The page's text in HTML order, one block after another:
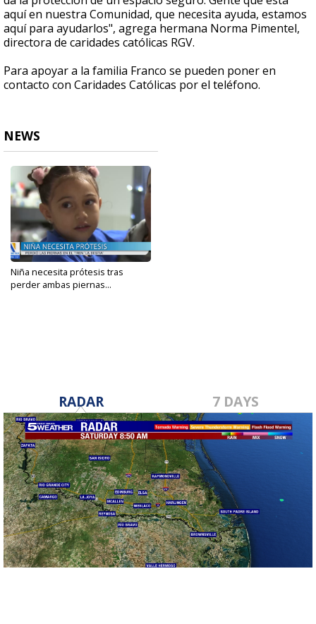
aquí en nuestra Comunidad, que necesita ayuda, estamos
aquí para ayudarlos", agrega hermana Norma Pimentel,
directora de caridades católicas RGV.
Para apoyar a la familia Franco se pueden poner en
contacto con Caridades Católicas por el teléfono.
NEWS
Niña necesita prótesis tras
perder ambas piernas...
RADAR 7 DAYS